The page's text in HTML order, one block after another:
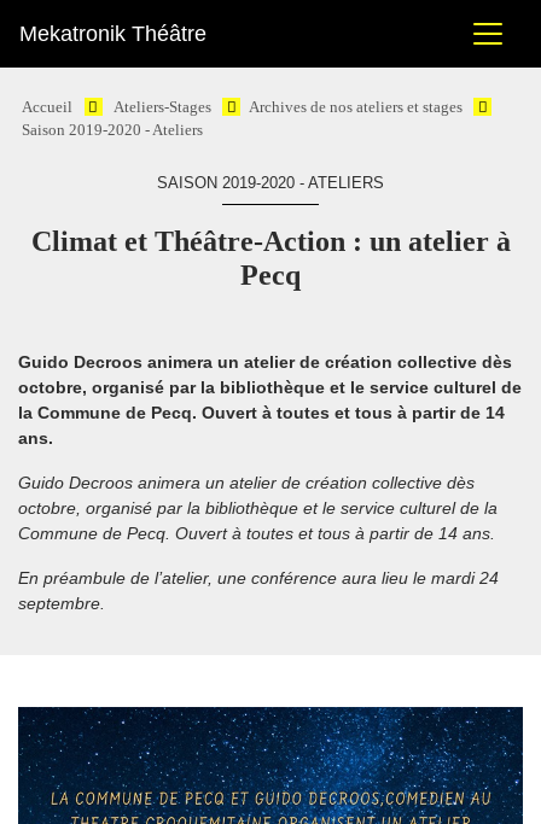
Mekatronik Théâtre
Accueil Ateliers-Stages
Archives de nos ateliers et stages
Saison 2019-2020 - Ateliers
SAISON 2019-2020 - ATELIERS
Climat et Théâtre-Action : un atelier à
Pecq
Guido Decroos animera un atelier de création collective dès
octobre, organisé par la bibliothèque et le service culturel de
la Commune de Pecq. Ouvert à toutes et tous à partir de 14
ans.
Guido Decroos animera un atelier de création collective dès
octobre, organisé par la bibliothèque et le service culturel de la
Commune de Pecq. Ouvert à toutes et tous à partir de 14 ans.
En préambule de l’atelier, une conférence aura lieu le mardi 24
septembre.